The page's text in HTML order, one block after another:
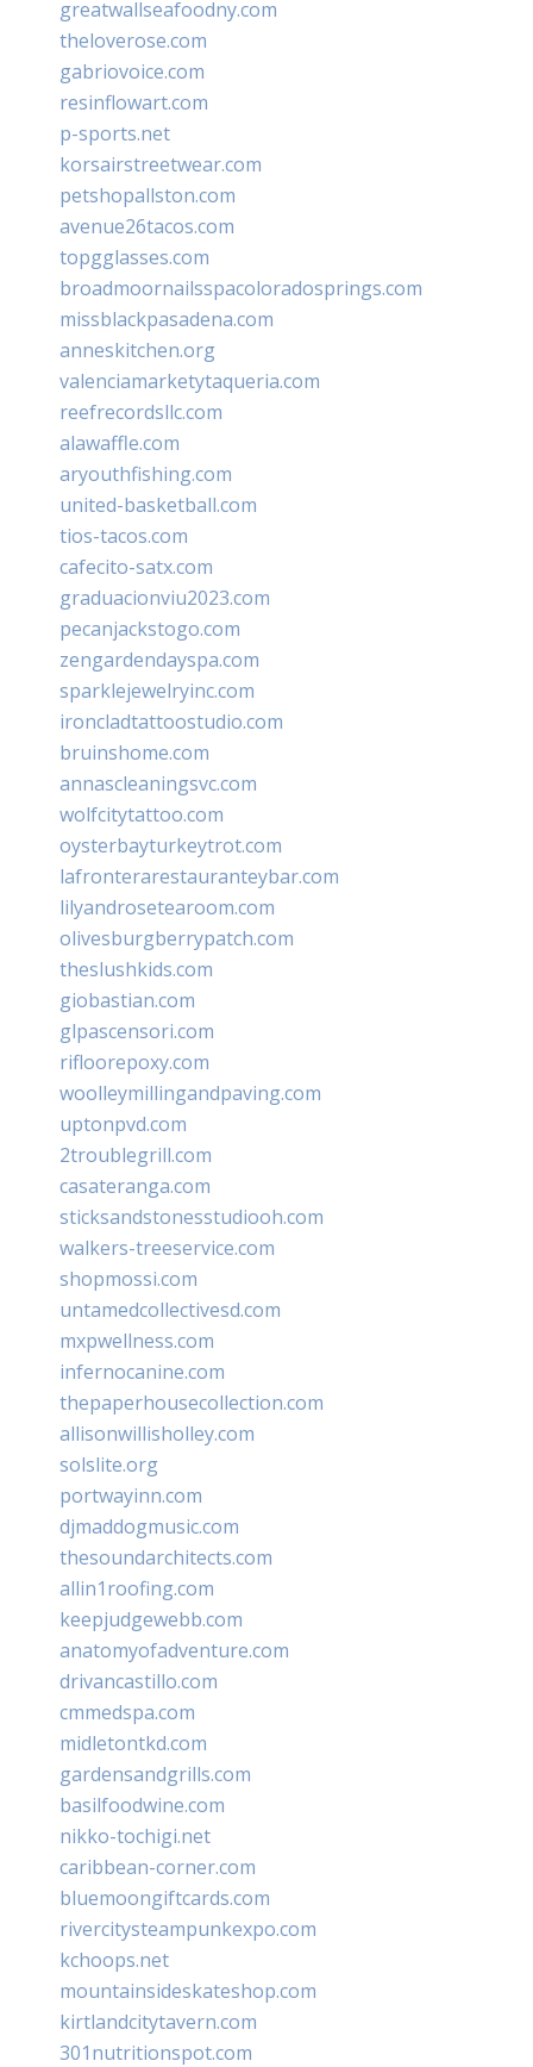
greatwallseafoodny.com
theloverose.com
gabriovoice.com
resinflowart.com
p-sports.net
korsairstreetwear.com
petshopallston.com
avenue26tacos.com
topgglasses.com
broadmoornailsspacoloradosprings.com
missblackpasadena.com
anneskitchen.org
valenciamarketytaqueria.com
reefrecordsllc.com
alawaffle.com
aryouthfishing.com
united-basketball.com
tios-tacos.com
cafecito-satx.com
graduacionviu2023.com
pecanjackstogo.com
zengardendayspa.com
sparklejewelryinc.com
ironcladtattoostudio.com
bruinshome.com
annascleaningsvc.com
wolfcitytattoo.com
oysterbayturkeytrot.com
lafronterarestauranteybar.com
lilyandrosetearoom.com
olivesburgberrypatch.com
theslushkids.com
giobastian.com
glpascensori.com
rifloorepoxy.com
woolleymillingandpaving.com
uptonpvd.com
2troublegrill.com
casateranga.com
sticksandstonesstudiooh.com
walkers-treeservice.com
shopmossi.com
untamedcollectivesd.com
mxpwellness.com
infernocanine.com
thepaperhousecollection.com
allisonwillisholley.com
solslite.org
portwayinn.com
djmaddogmusic.com
thesoundarchitects.com
allin1roofing.com
keepjudgewebb.com
anatomyofadventure.com
drivancastillo.com
cmmedspa.com
midletontkd.com
gardensandgrills.com
basilfoodwine.com
nikko-tochigi.net
caribbean-corner.com
bluemoongiftcards.com
rivercitysteampunkexpo.com
kchoops.net
mountainsideskateshop.com
kirtlandcitytavern.com
301nutritionspot.com